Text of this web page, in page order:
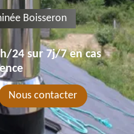
Boisseron
24 sur 7j/7 en cas
Nous contacter